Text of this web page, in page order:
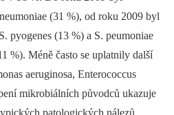
(31 %), od roku 2009 byl
pyogenes (13 %) a S. peumoniae
%). Méně často se uplatnily další
aeruginosa, Enterococcus
mikrobiálních původců ukazuje
patologických nálezů